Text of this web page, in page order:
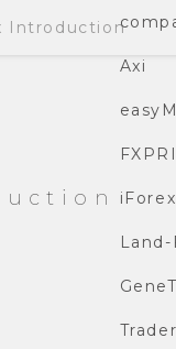
Axi
iForex
Land-
Introduction